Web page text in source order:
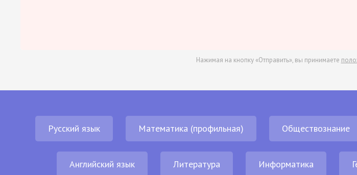
Нажимая на кнопку «Отправить», вы принимаете
Русский язык Математика (профильная) Обществознание
Английский язык Литература Информатика